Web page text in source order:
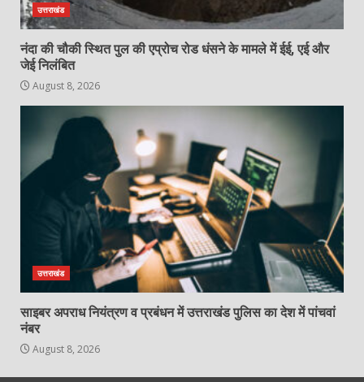
उत्तराखंड
नंदा की चौकी स्थित पुल की एप्रोच रोड धंसने के मामले में ईई, एई और
जेई निलंबित
August 8, 2026
उत्तराखंड
साइबर अपराध नियंत्रण व प्रबंधन में उत्तराखंड पुलिस का देश में पांचवां
नंबर
August 8, 2026